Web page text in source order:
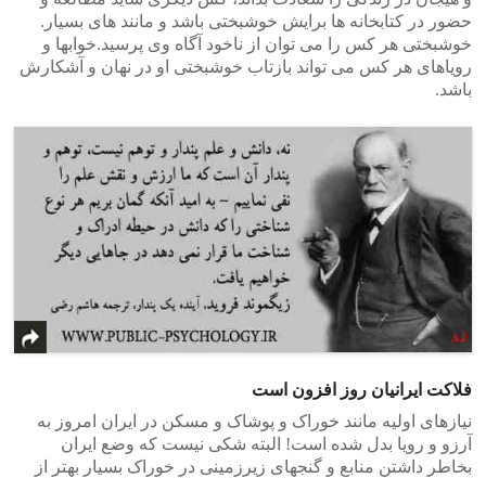
حضور در کتابخانه ها برایش خوشبختی باشد و مانند های بسیار.
خوشبختی هر کس را می توان از ناخود آگاه وی پرسید.خوابها و
رویاهای هر کس می تواند بازتاب خوشبختی او در نهان و آشکارش
باشد.
فلاکت ایرانیان روز افزون است
نیازهای اولیه مانند خوراک و پوشاک و مسکن در ایران امروز به
آرزو و رویا بدل شده است! البته شکی نیست که وضع ایران
بخاطر داشتن منابع و گنجهای زیرزمینی در خوراک بسیار بهتر از